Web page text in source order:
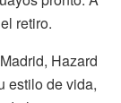
retiro.
Hazard
estilo de vida,